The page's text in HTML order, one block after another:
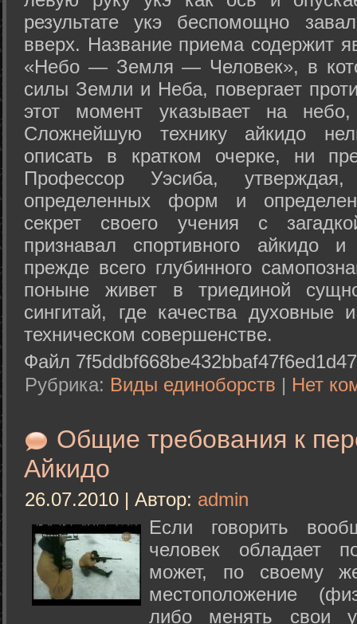
результате укэ беспомощно
вверх. Название приема содержит
«Небо — Земля — Человек», в
силы Земли и Неба, повергает
этот момент указывает на
Сложнейшую технику айкидо
описать в кратком очерке, ни
Профессор Уэсиба,
определенных форм и
секрет своего учения с
признавал спортивного айкидо
прежде всего глубинного
поныне живет в триединой
сингитай, где качества духовные
техническом совершенстве.
Файл
Рубрика: Виды единоборств | Нет
Общие требования к
Айкидо
26.07.2010 | Автор: admin
Если говорить
человек обладает
может, по своему
местоположение
либо менять свои